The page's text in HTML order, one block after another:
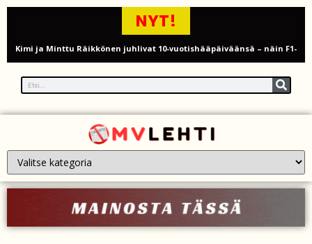
NYT!
Kimi ja Minttu Räikkönen juhlivat 10-vuotishääpäiväänsä – näin F1-
Nigel Farage vaatii ulkomaalaisten sulkemista pois sosiaalisesta
asuntotuotannosta
Painumat sillan lähellä pysäyttivät junaliikenteen Gatwickin
esiintymisen Kanadan MM-avauksen sijaan